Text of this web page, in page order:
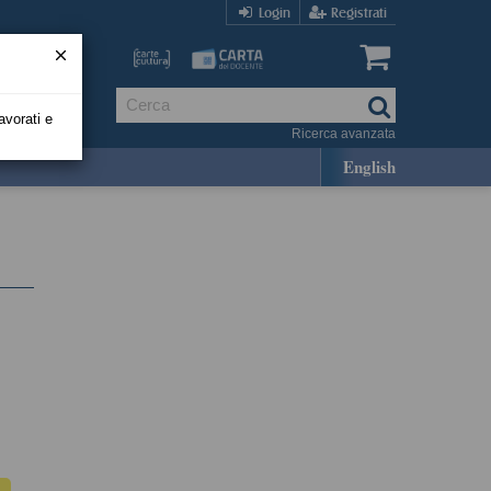
Login Registrati
Ricerca avanzata
English
e